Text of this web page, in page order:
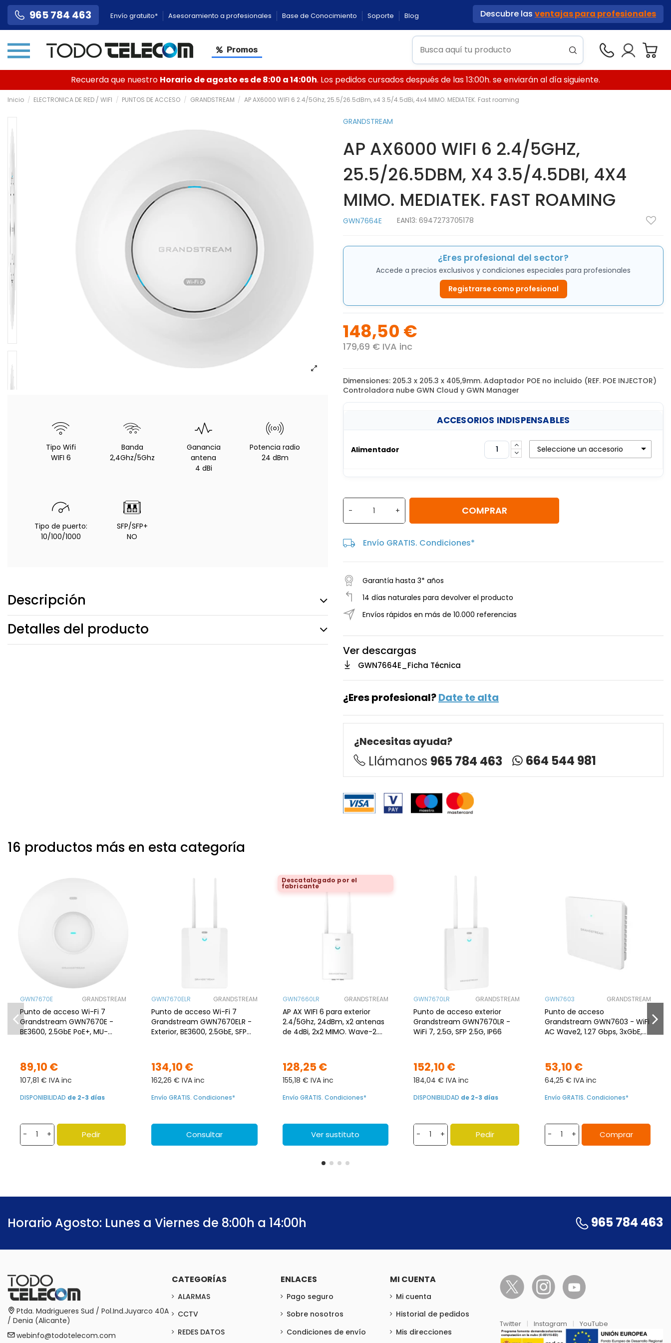
965 784 463 Envío gratuito* Asesoramiento a profesionales Base de Conocimiento Soporte Blog Descubre las ventajas para profesionales
Promos
Recuerda que nuestro Horario de agosto es de 8:00 a 14:00h. Los pedidos cursados después de las 13:00h. se enviarán al día siguiente.
Inicio ELECTRONICA DE RED / WIFI PUNTOS DE ACCESO GRANDSTREAM AP AX6000 WIFI 6 2.4/5Ghz, 25.5/26.5dBm, x4 3.5/4.5dBi, 4x4 MIMO. MEDIATEK. Fast roaming
Tipo Wifi
WIFI 6
Banda
2,4Ghz/5Ghz
Ganancia
antena
4 dBi
Potencia radio
24 dBm
Tipo de puerto:
10/100/1000
SFP/SFP+
NO
Descripción
Detalles del producto
GRANDSTREAM
AP AX6000 WIFI 6 2.4/5GHZ,
25.5/26.5DBM, X4 3.5/4.5DBI, 4X4
MIMO. MEDIATEK. FAST ROAMING
GWN7664E EAN13: 6947273705178
¿Eres profesional del sector?
Accede a precios exclusivos y condiciones especiales para profesionales
Registrarse como profesional
148,50 €
179,69 € IVA inc
Dimensiones: 205.3 x 205.3 x 405,9mm. Adaptador POE no incluido (REF. POE INJECTOR)
Controladora nube GWN Cloud y GWN Manager
ACCESORIOS INDISPENSABLES
Alimentador Seleccione un accesorio
- + COMPRAR
Envío GRATIS. Condiciones*
Garantía hasta 3* años
14 días naturales para devolver el producto
Envíos rápidos en más de 10.000 referencias
Ver descargas
GWN7664E_Ficha Técnica
¿Eres profesional?Date te alta
¿Necesitas ayuda?
Llámanos 965 784 463 664 544 981
16 productos más en esta categoría
GWN7670E GRANDSTREAM
Punto de acceso Wi-Fi 7
Grandstream GWN7670E -
BE3600, 2.5GbE PoE+, MU-
89,10 €
107,81 € IVA inc
DISPONIBILIDAD de 2-3 días
- + Pedir
GWN7670ELR GRANDSTREAM
Punto de acceso Wi-Fi 7
Grandstream GWN7670ELR -
Exterior, BE3600, 2.5GbE, SFP
134,10 €
162,26 € IVA inc
Envío GRATIS. Condiciones*
Consultar
Descatalogado por el
fabricante
GWN7660LR GRANDSTREAM
AP AX WIFI 6 para exterior
2.4/5Ghz, 24dBm, x2 antenas
de 4dBi, 2x2 MIMO. Wave-2.
128,25 €
155,18 € IVA inc
Envío GRATIS. Condiciones*
Ver sustituto
GWN7670LR GRANDSTREAM
Punto de acceso exterior
Grandstream GWN7670LR -
WiFi 7, 2.5G, SFP 2.5G, IP66
152,10 €
184,04 € IVA inc
DISPONIBILIDAD de 2-3 días
- + Pedir
GWN7603 GRANDSTREAM
Punto de acceso
Grandstream GWN7603 - WiFi
AC Wave2, 1.27 Gbps, 3xGbE,
53,10 €
64,25 € IVA inc
Envío GRATIS. Condiciones*
- + Comprar
Horario Agosto: Lunes a Viernes de 8:00h a 14:00h 965 784 463
Ptda. Madrigueres Sud / Pol.Ind.Juyarco 40A
/ Denia (Alicante)
webinfo@todotelecom.com
CATEGORÍAS
ALARMAS
CCTV
REDES DATOS
ENLACES
Pago seguro
Sobre nosotros
Condiciones de envío
MI CUENTA
Mi cuenta
Historial de pedidos
Mis direcciones
Twitter | Instagram | YouTube